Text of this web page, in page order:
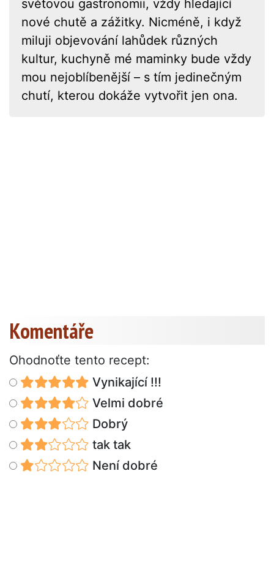
světovou gastronomii, vždy hledající
nové chutě a zážitky. Nicméně, i když
miluji objevování lahůdek různých
kultur, kuchyně mé maminky bude vždy
mou nejoblíbenější – s tím jedinečným
chutí, kterou dokáže vytvořit jen ona.
Komentáře
Ohodnoťte tento recept:
Vynikající !!!
Velmi dobré
Dobrý
tak tak
Není dobré